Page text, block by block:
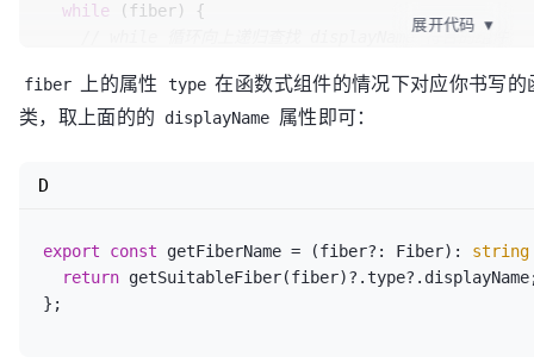
while (fiber) {
// while 循环向上递归查找 displayName 符合的组件
if (name && !debugToolNameRegex.test(name)) {
return
fiber;
fiber = fiber.
return null;
展开代码 ▼
fiber 上的属性 type 在函数式组件的情况下对应你书写
类，取上面的的
displayName 属性即可：
export const getFiberName = (fiber?: Fiber): string
return
D